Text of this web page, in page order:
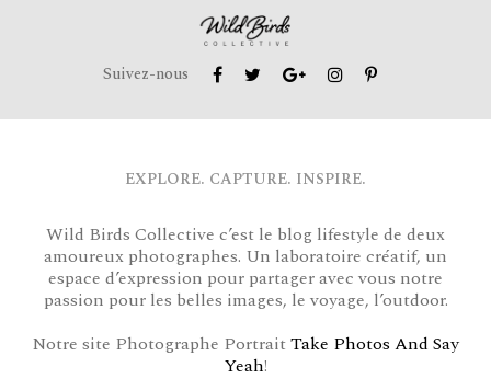
Suivez-nous
EXPLORE. CAPTURE. INSPIRE.
Wild Birds Collective c’est le blog lifestyle de deux
amoureux photographes. Un laboratoire créatif, un
espace d’expression pour partager avec vous notre
passion pour les belles images, le voyage, l’outdoor.
Notre site Photographe PortraitTake Photos And Say
Yeah!